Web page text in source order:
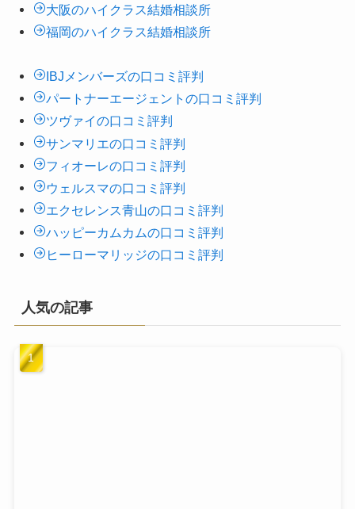
大阪のハイクラス結婚相談所
福岡のハイクラス結婚相談所
IBJメンバーズの口コミ評判
パートナーエージェントの口コミ評判
ツヴァイの口コミ評判
サンマリエの口コミ評判
フィオーレの口コミ評判
ウェルスマの口コミ評判
エクセレンス青山の口コミ評判
ハッピーカムカムの口コミ評判
ヒーローマリッジの口コミ評判
人気の記事